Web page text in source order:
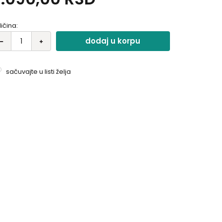
dodaj u korpu
sačuvajte u listi želja